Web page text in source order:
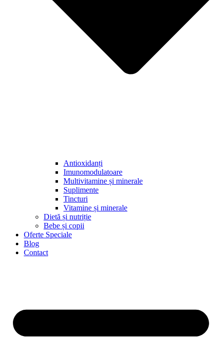
Antioxidanți
Imunomodulatoare
Multivitamine și minerale
Suplimente
Tincturi
Vitamine și minerale
Dietă și nutriție
Bebe și copii
Oferte Speciale
Blog
Contact